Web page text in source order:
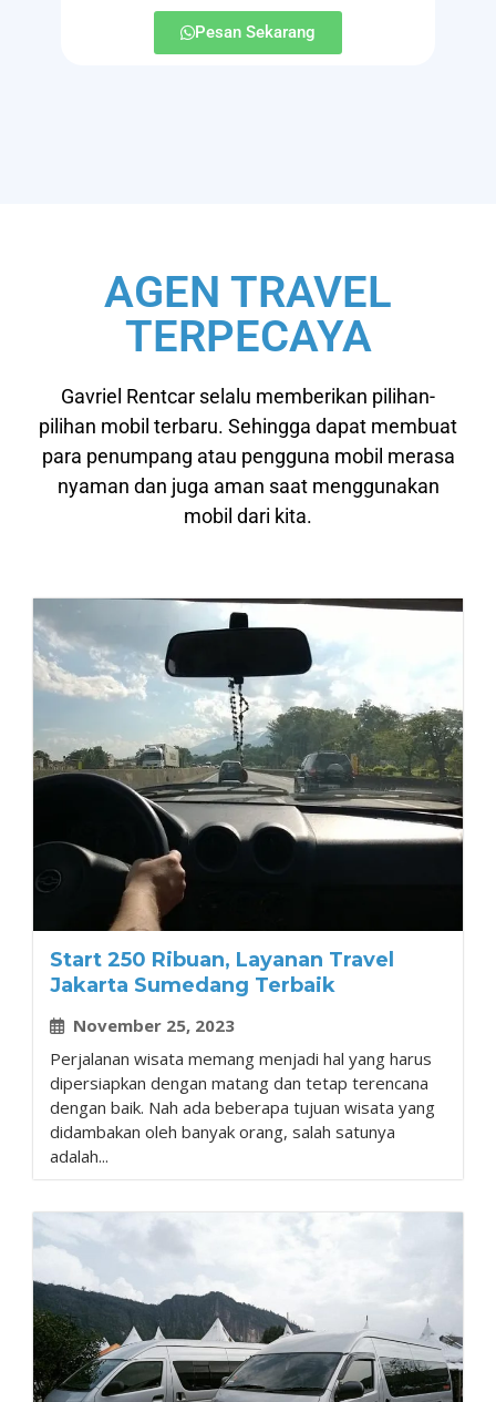
Pesan Sekarang
AGEN TRAVEL
TERPECAYA
Gavriel Rentcar selalu memberikan pilihan-
pilihan mobil terbaru. Sehingga dapat membuat
para penumpang atau pengguna mobil merasa
nyaman dan juga aman saat menggunakan
mobil dari kita.
Start 250 Ribuan, Layanan Travel
Jakarta Sumedang Terbaik
November 25, 2023
Perjalanan wisata memang menjadi hal yang harus
dipersiapkan dengan matang dan tetap terencana
dengan baik. Nah ada beberapa tujuan wisata yang
didambakan oleh banyak orang, salah satunya
adalah...